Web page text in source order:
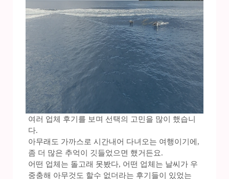
여러 업체 후기를 보며 선택의 고민을 많이 했습니
다.
아무래도 가까스로 시간내어 다녀오는 여행이기에,
좀 더 많은 추억이 깃들었으면 했거든요.
어떤 업체는 돌고래 못봤다, 어떤 업체는 날씨가 우
중충해 아무것도 할수 없더라는 후기들이 있었는